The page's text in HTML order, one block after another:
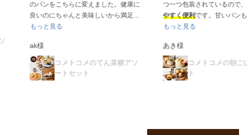
のパンをこちらに変えました。健康に
良いのにちゃんと美味しいから満足...
もっと見る
コメトコメのてん菜糖アソ
ートセット
つ一つ包装されているので、持ち出し
やすく便利です。甘いパンも甘くな...
もっと見る
コメトコメの朝ごはんセッ
ト